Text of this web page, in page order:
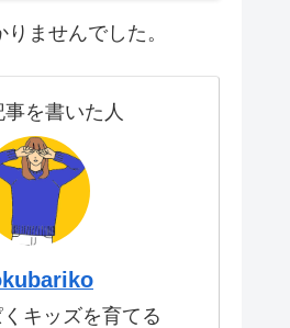
ませんでした。
事を書いた人
キッズを育てる